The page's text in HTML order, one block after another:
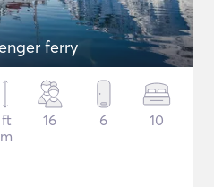
ferry
ft
16 6 10